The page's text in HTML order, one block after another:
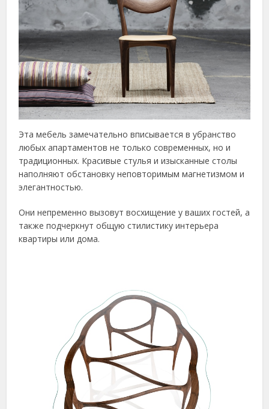
Эта мебель замечательно вписывается в убранство
любых апартаментов не только современных, но и
традиционных. Красивые стулья и изысканные столы
наполняют обстановку неповторимым магнетизмом и
элегантностью.
Они непременно вызовут восхищение у ваших гостей, а
также подчеркнут общую стилистику интерьера
квартиры или дома.